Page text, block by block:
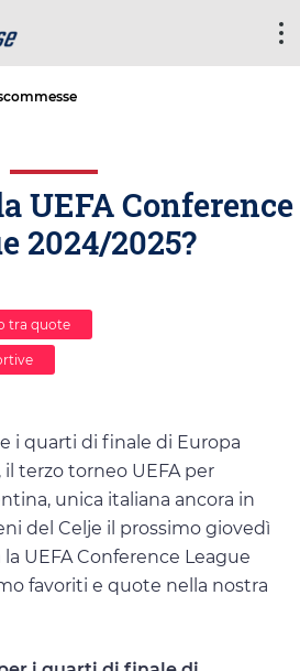
UEFA Conference
2024/2025?
tra quote
i quarti di finale di Europa
terzo torneo UEFA per
unica italiana ancora in
del Celje il prossimo giovedì
UEFA Conference League
favoriti e quote nella nostra